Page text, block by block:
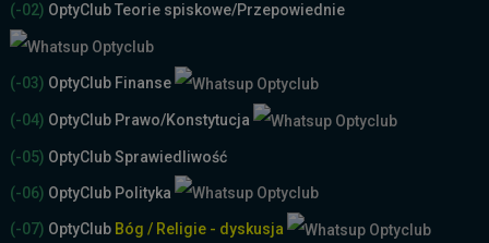
(-02) OptyClub Teorie spiskowe/Przepowiednie
(-03) OptyClub Finanse
(-04) OptyClub Prawo/Konstytucja
(-05) OptyClub Sprawiedliwość
(-06) OptyClub Polityka
(-07) OptyClub Bóg / Religie - dyskusja